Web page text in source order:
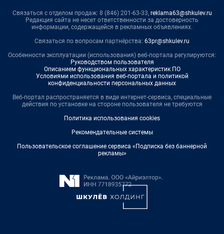
Связаться с отделом продаж: 8 (846) 201-63-33, reklama63@shkulev.ru
Редакция сайта не несет ответственности за достоверность
информации, содержащейся в рекламных объявлениях.
Связаться по вопросам партнёрства: 63pr@shkulev.ru
Особенности эксплуатации (использования) веб-портала регулируются:
Руководством пользователя
Описанием функциональных характеристик ПО
Условиями использования веб-портала и политикой
конфиденциальности персональных данных
Веб-портал распространяется в виде интернет-сервиса, специальные
действия по установке на стороне пользователя не требуются
Политика использования cookies
Рекомендательные системы
Пользовательское соглашение сервиса «Подписка без баннерной
рекламы»